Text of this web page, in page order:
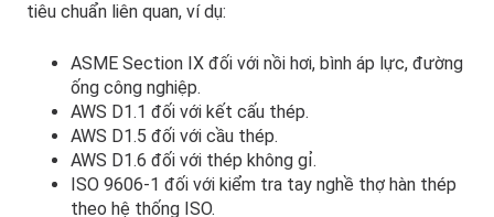
tiêu chuẩn liên quan, ví dụ:
ASME Section IX đối với nồi hơi, bình áp lực, đường
ống công nghiệp.
AWS D1.1 đối với kết cấu thép.
AWS D1.5 đối với cầu thép.
AWS D1.6 đối với thép không gỉ.
ISO 9606-1 đối với kiểm tra tay nghề thợ hàn thép
theo hệ thống ISO.